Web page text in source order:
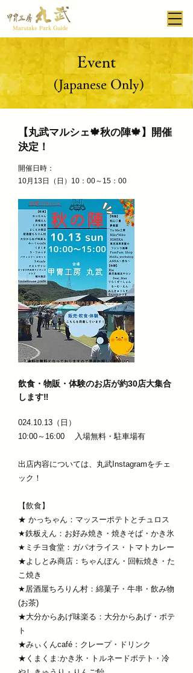
Marutake Park Guide
Event
(Japanese Only)
【丸武マルシェ🍁秋の陣🍁】開催
決定！
開催日時：
10月13日（日）10：00～15：00
飲食・物販・体験のお店が約30店大集合
します‼
024.10.13 （日）
10:00～16:00 入場無料・駐車場有
出店内容については、丸武Instagramをチェ
ック！
【飲食】
★ かっちゃん：マッスーポテトとチュロス
★鉄板えん：お好み焼き・焼きそば・かき氷
★ミチヨ食堂：ガパオライス・トマトカレー
★よしとみ商店：ちゃんぽん・回転焼き・た
こ焼き
★居酒屋ちろりん村：綿菓子・牛串・飲み物
(お茶)
★大分からあげ味楽る：大分からあげ・ポテ
ト
★みぃくんcafé：クレープ・ドリンク
★くまくま:かき氷・トルネードポテト・冷